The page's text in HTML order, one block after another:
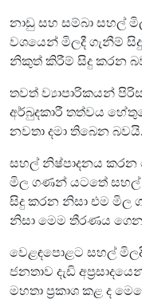
නාඩු සහ සම්බා සහල්
වශයෙන් මිලදී ගැනීම්
නිකුත් කිරීම් සිදු කරන
තවත් ව්‍යාපාරිකයන්
අර්බුදකාරී තත්වය
නවතා දමා තිබෙන බවයි.
සහල් නිෂ්පාදනය කරන
මිල ගණන් යටතේ සහල්
සිදු කරන නිසා එම
නිසා මෙම තීරණය
වෙළඳපොළට සහල්
ජනතාව දැඩි
මහතා ප්‍රකාශ කළ ද